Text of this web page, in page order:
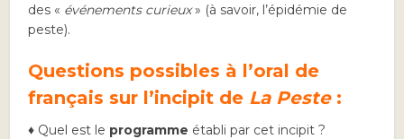
des « événements curieux» (à savoir, l’épidémie de
peste).
Questions possibles à l’oral de
français sur l’incipit de La Peste:
♦ Quel est le programme établi par cet incipit ?